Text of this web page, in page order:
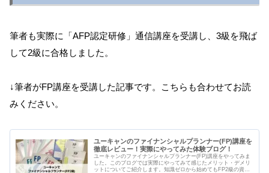
筆者も実際に「AFP認定研修」通信講座を受講し、3級を飛ば
して2級に合格しました。
↓筆者がFP講座を受講した記事です。こちらも合わせてお読
みください。
ユーキャンのファイナンシャルプランナー(FP)講座を
徹底レビュー！実際にやってみた体験ブログ！
ユーキャンのファイナンシャルプランナー(FP)講座をやってみま
した。このブログでは実際にやってみて感じたメリット・デメリ
ットについてご紹介します。知識ゼロから始めてもFP2級の資格